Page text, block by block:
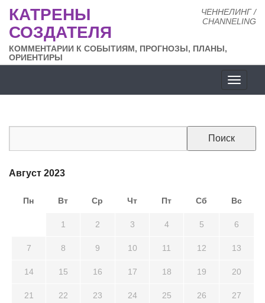
ЧЕННЕЛИНГ /
CHANNELING
КАТРЕНЫ
СОЗДАТЕЛЯ
КОММЕНТАРИИ К СОБЫТИЯМ, ПРОГНОЗЫ, ПЛАНЫ,
ОРИЕНТИРЫ
сайта
Август 2023
Пн Вт Ср Чт Пт Сб Вс
1 2 3 4 5 6
7 8 9 10 11 12 13
14 15 16 17 18 19 20
21 22 23 24 25 26 27